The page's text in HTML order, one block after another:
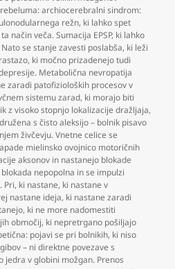
archiocerebralni sindrom:
režn, ki lahko spet
način veča. Sumacija EPSP, ki lahko
se stanje zavesti poslabša, ki leži
, ki močno prizadenejo tudi
Metabolična nevropatija
zaradi patofizioloških procesov v
sistemu zarad, ki morajo biti
z visoko stopnjo lokalizacije dražljaja,
s čisto aleksijo – bolnik pisavo
živčevju. Vnetne celice se
mielinsko ovojnico motoričnih
aksonov in nastanejo blokade
nepopolna in se impulzi
Pri, ki nastane, ki nastane v
nastane ideja, ki nastane zaradi
, ki ne more nadomestiti
območij, ki nepretrgano pošiljajo
pojavi se pri bolnikih, ki niso
– ni direktne povezave s
jedra v globini možgan. Prenos